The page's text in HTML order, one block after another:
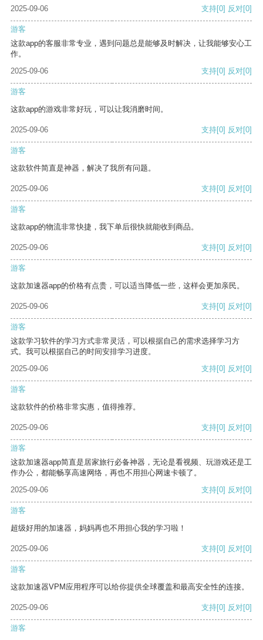
2025-09-06
支持[0] 反对[0]
游客
这款app的客服非常专业，遇到问题总是能够及时解决，让我能够安心工
作。
2025-09-06
支持[0] 反对[0]
游客
这款app的游戏非常好玩，可以让我消磨时间。
2025-09-06 支持[0] 反对[0]
游客
这款软件简直是神器，解决了我所有问题。
2025-09-06 支持[0] 反对[0]
游客
这款app的物流非常快捷，我下单后很快就能收到商品。
2025-09-06 支持[0] 反对[0]
游客
这款加速器app的价格有点贵，可以适当降低一些，这样会更加亲民。
2025-09-06 支持[0] 反对[0]
游客
这款学习软件的学习方式非常灵活，可以根据自己的需求选择学习方
式。我可以根据自己的时间安排学习进度。
2025-09-06
支持[0] 反对[0]
游客
这款软件的价格非常实惠，值得推荐。
2025-09-06 支持[0] 反对[0]
游客
这款加速器app简直是居家旅行必备神器，无论是看视频、玩游戏还是工
作办公，都能畅享高速网络，再也不用担心网速卡顿了。
2025-09-06
支持[0] 反对[0]
游客
超级好用的加速器，妈妈再也不用担心我的学习啦！
2025-09-06 支持[0] 反对[0]
游客
这款加速器VPM应用程序可以给你提供全球覆盖和最高安全性的连接。
2025-09-06 支持[0] 反对[0]
游客